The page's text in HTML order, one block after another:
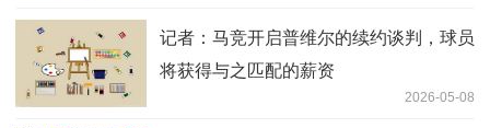
记者：马竞开启普维尔的续约谈判，球员
将获得与之匹配的薪资
2026-05-08